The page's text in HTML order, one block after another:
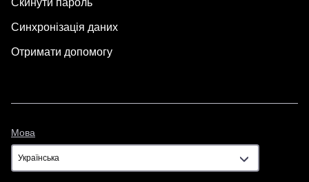
Синхронізація даних
Отримати допомогу
Мова